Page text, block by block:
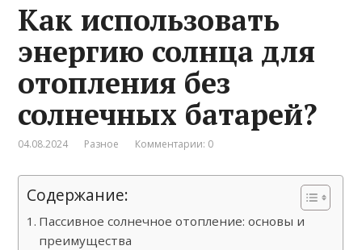
Как использовать
энергию солнца для
отопления без
солнечных батарей?
04.08.2024 Разное Комментарии: 0
Содержание:
Пассивное солнечное отопление: основы и
преимущества